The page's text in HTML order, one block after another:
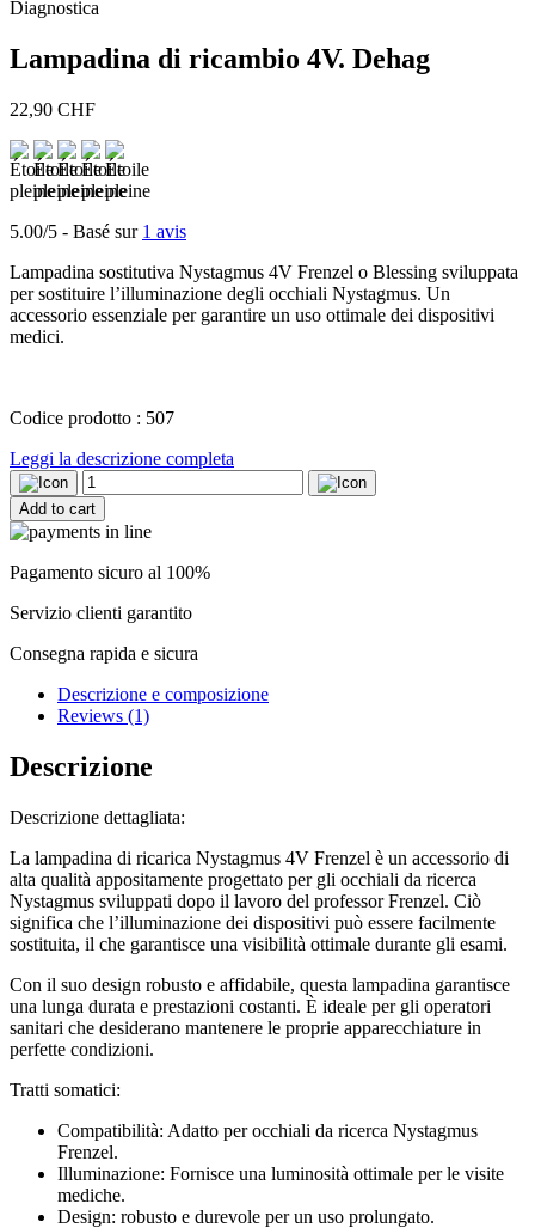
Diagnostica
Lampadina di ricambio 4V. Dehag
22,90 CHF
5.00/5 - Basé sur 1 avis
Lampadina sostitutiva Nystagmus 4V Frenzel o Blessing sviluppata
per sostituire l’illuminazione degli occhiali Nystagmus. Un
accessorio essenziale per garantire un uso ottimale dei dispositivi
medici.
Codice prodotto : 507
Leggi la descrizione completa
Lampadina
di
ricambio
4V.
Dehag
quantity
Add to cart
Pagamento sicuro al 100%
Servizio clienti garantito
Consegna rapida e sicura
Descrizione e composizione
Reviews (1)
Descrizione
Descrizione dettagliata:
La lampadina di ricarica Nystagmus 4V Frenzel è un accessorio di
alta qualità appositamente progettato per gli occhiali da ricerca
Nystagmus sviluppati dopo il lavoro del professor Frenzel. Ciò
significa che l’illuminazione dei dispositivi può essere facilmente
sostituita, il che garantisce una visibilità ottimale durante gli esami.
Con il suo design robusto e affidabile, questa lampadina garantisce
una lunga durata e prestazioni costanti. È ideale per gli operatori
sanitari che desiderano mantenere le proprie apparecchiature in
perfette condizioni.
Tratti somatici:
Compatibilità: Adatto per occhiali da ricerca Nystagmus
Frenzel.
Illuminazione: Fornisce una luminosità ottimale per le visite
mediche.
Design: robusto e durevole per un uso prolungato.